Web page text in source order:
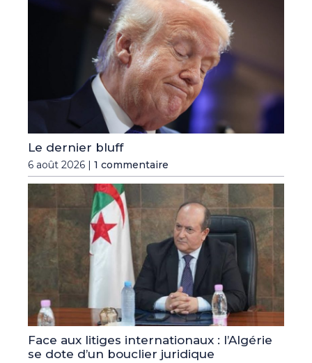
Le dernier bluff
6 août 2026 | 1 commentaire
Face aux litiges internationaux : l’Algérie
se dote d’un bouclier juridique